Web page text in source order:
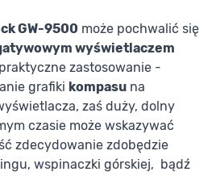
GW-9500 może pochwalić się
wyświetlaczem
zastosowanie -
grafiki kompasu na
zaś duży, dolny
czasie może wskazywać
zdecydowanie zdobędzie
wspinaczki górskiej, bądź